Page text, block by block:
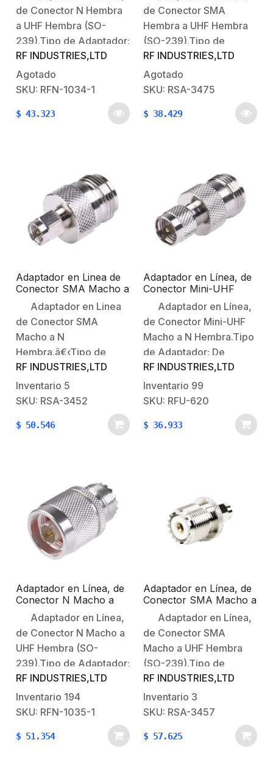
de Conector N Hembra
a UHF Hembra (SO-
239).Tipo de Adaptador:
De Conector N Hembra
a UHF Hembra (SO-
239).Modo de Montaje:
Bronce:
RF INDUSTRIES,LTD
Agotado
SKU: RFN-1034-1
$ 43.323
Teflón.
de Conector SMA
Hembra a UHF Hembra
(SO-239).Tipo de
Adaptador: De Conector
SMA Hembra a UHF
Hembra (SO-239).Modo
Línea.Cuerpo de
Dieléctrico: Teflón.
RF INDUSTRIES,LTD
Agotado
SKU: RSA-3475
$ 38.429
Adaptador en Linea de
Conector SMA Macho a
N Hembra, Niquel/ Oro/
Teflón.
Adaptador en Linea
de Conector SMA
Macho a N
Hembra.â€‹Tipo de
Adaptador: De Conector
SMA Macho a N
Hembra.Modo de
linea.Cuerpo de Bronce:
RF INDUSTRIES,LTD
Inventario 5
SKU: RSA-3452
$ 50.546
Adaptador en Línea, de
Conector Mini-UHF
Macho a N Hembra,
Níquel/ Oro/ Teflón.
Adaptador en Línea,
de Conector Mini-UHF
Macho a N Hembra.Tipo
de Adaptador: De
Conector Mini UHF
Macho a N
Hembra.Modo de
Línea.Cuerpo de
RF INDUSTRIES,LTD
Inventario 99
SKU: RFU-620
$ 36.933
Adaptador en Línea, de
Conector N Macho a
UHF Hembra (SO-239),
Plata/ Oro/ Teflón.
Adaptador en Línea,
de Conector N Macho a
UHF Hembra (SO-
239).Tipo de Adaptador:
De Conector N Macho a
UHF Hembra (SO-
239).Modo de Montaje:
Bronce:
RF INDUSTRIES,LTD
Inventario 194
SKU: RFN-1035-1
$ 51.354
Adaptador en Línea, de
Conector SMA Macho a
UHF Hembra (SO-239),
Níquel/ Oro/ Teflón.
Adaptador en Línea,
de Conector SMA
Macho a UHF Hembra
(SO-239).Tipo de
Adaptador: De Conector
SMA Macho a UHF
Hembra (SO-239).Modo
Línea.Cuerpo de
RF INDUSTRIES,LTD
Inventario 3
SKU: RSA-3457
$ 57.625